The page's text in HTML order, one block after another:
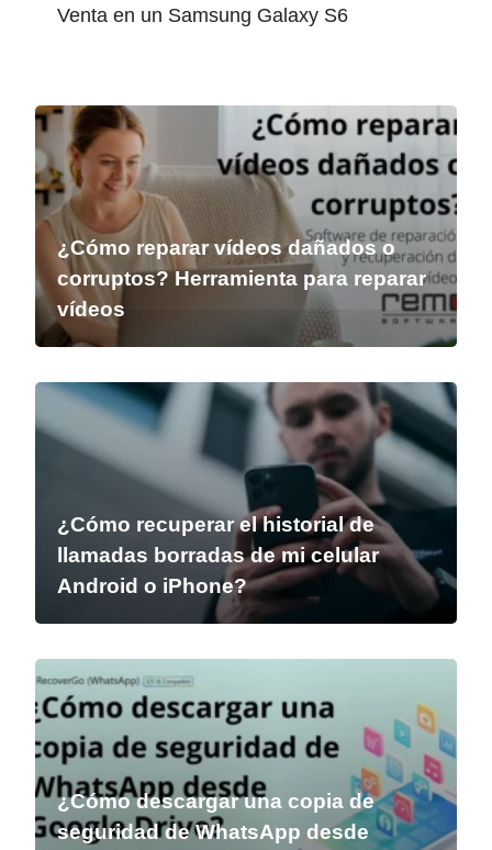
Venta en un Samsung Galaxy S6
¿Cómo reparar vídeos dañados o
corruptos? Herramienta para reparar
vídeos
¿Cómo recuperar el historial de
llamadas borradas de mi celular
Android o iPhone?
¿Cómo descargar una copia de
seguridad de WhatsApp desde